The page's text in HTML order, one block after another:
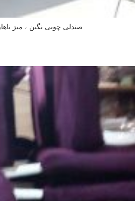
صندلی چوبی نگین ، میز